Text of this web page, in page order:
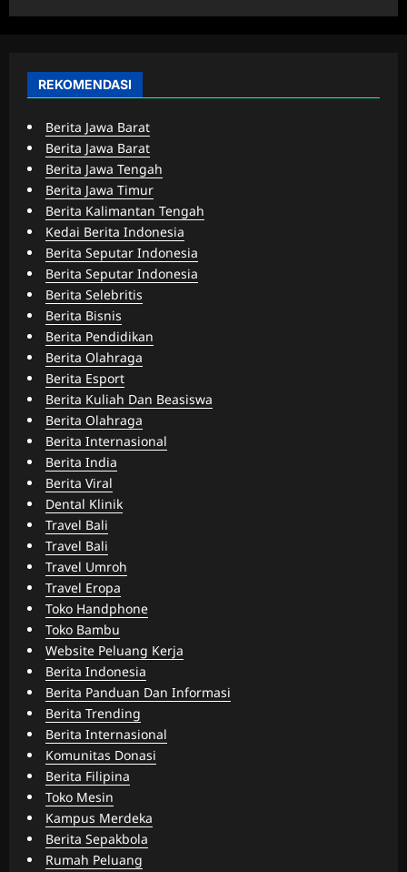
REKOMENDASI
Berita Jawa Barat
Berita Jawa Barat
Berita Jawa Tengah
Berita Jawa Timur
Berita Kalimantan Tengah
Kedai Berita Indonesia
Berita Seputar Indonesia
Berita Seputar Indonesia
Berita Selebritis
Berita Bisnis
Berita Pendidikan
Berita Olahraga
Berita Esport
Berita Kuliah Dan Beasiswa
Berita Olahraga
Berita Internasional
Berita India
Berita Viral
Dental Klinik
Travel Bali
Travel Bali
Travel Umroh
Travel Eropa
Toko Handphone
Toko Bambu
Website Peluang Kerja
Berita Indonesia
Berita Panduan Dan Informasi
Berita Trending
Berita Internasional
Komunitas Donasi
Berita Filipina
Toko Mesin
Kampus Merdeka
Berita Sepakbola
Rumah Peluang